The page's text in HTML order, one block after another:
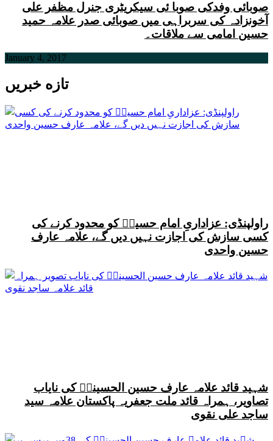
صوبائی وفدکی صوبا ئی سیکریٹری جنرل مظفر علی
آخونزادہ کی سربراہی میں صوبائی صدر علامہ حمید
حسین امامی سے ملاقات۔
January 4, 2017
تازه خبریں
راولپنڈی: عزاداریِ امام حسینؑ کو محدود کرنے کی
کسی سازش کی اجازت نہیں دیں گے، علامہ عارف
حسین واحدی
شہید قائد علامہ عارف حسین الحسینیؒ کی نایاب
تصاویر، ہمراہ قائد ملت جعفریہ پاکستان علامہ سید
ساجد علی نقوی